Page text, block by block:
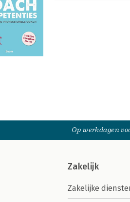
Op werkdagen
Zakelijk
Zakelijke